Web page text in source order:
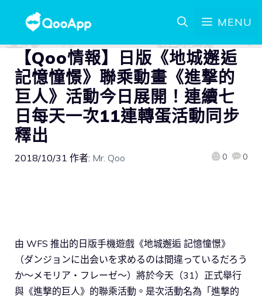
MENU
【Qoo情報】日版《地城邂逅
記憶憧憬》聯乘動畫《進撃的
巨人》活動今日展開！連續七
日每天一次11連轉蛋活動同步
釋出
2018/10/31 作者: Mr. Qoo 0 0
由 WFS 推出的日版手機遊戲《地城邂逅 記憶憧憬》
（ダンジョンに出会いを求めるのは間違っているだろう
か～メモリア・フレーゼ～）將於今天（31）正式舉行
與《進撃的巨人》的聯乘活動。是次活動名為「進撃的